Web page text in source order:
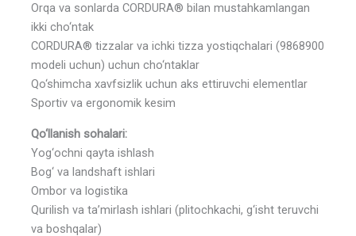
Orqa va sonlarda CORDURA® bilan mustahkamlangan
ikki cho‘ntak
CORDURA® tizzalar va ichki tizza yostiqchalari (9868900
modeli uchun) uchun cho‘ntaklar
Qo‘shimcha xavfsizlik uchun aks ettiruvchi elementlar
Sportiv va ergonomik kesim
Qo‘llanish sohalari:
Yog‘ochni qayta ishlash
Bog‘ va landshaft ishlari
Ombor va logistika
Qurilish va ta’mirlash ishlari (plitochkachi, g‘isht teruvchi
va boshqalar)